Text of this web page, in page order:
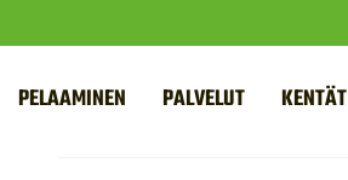
PELAAMINEN PALVELUT KENTÄT